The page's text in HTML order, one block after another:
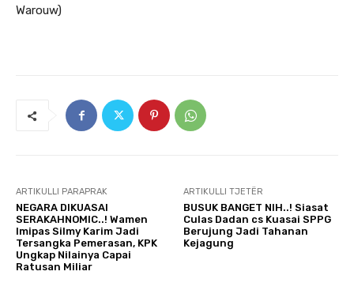
Warouw)
ARTIKULLI PARAPRAK
NEGARA DIKUASAI
SERAKAHNOMIC..! Wamen
Imipas Silmy Karim Jadi
Tersangka Pemerasan, KPK
Ungkap Nilainya Capai
Ratusan Miliar
ARTIKULLI TJETËR
BUSUK BANGET NIH..! Siasat
Culas Dadan cs Kuasai SPPG
Berujung Jadi Tahanan
Kejagung